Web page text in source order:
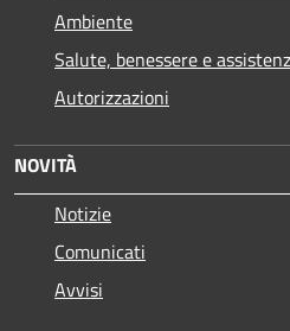
Ambiente
Salute, benessere e
Autorizzazioni
NOVITÀ
Notizie
Comunicati
Avvisi